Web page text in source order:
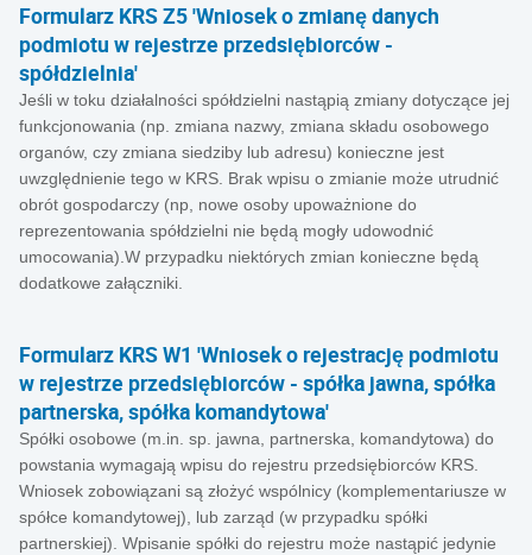
Formularz KRS Z5 'Wniosek o zmianę danych
podmiotu w rejestrze przedsiębiorców -
spółdzielnia'
Jeśli w toku działalności spółdzielni nastąpią zmiany dotyczące jej
funkcjonowania (np. zmiana nazwy, zmiana składu osobowego
organów, czy zmiana siedziby lub adresu) konieczne jest
uwzględnienie tego w KRS. Brak wpisu o zmianie może utrudnić
obrót gospodarczy (np, nowe osoby upoważnione do
reprezentowania spółdzielni nie będą mogły udowodnić
umocowania).W przypadku niektórych zmian konieczne będą
dodatkowe załączniki.
Formularz KRS W1 'Wniosek o rejestrację podmiotu
w rejestrze przedsiębiorców - spółka jawna, spółka
partnerska, spółka komandytowa'
Spółki osobowe (m.in. sp. jawna, partnerska, komandytowa) do
powstania wymagają wpisu do rejestru przedsiębiorców KRS.
Wniosek zobowiązani są złożyć wspólnicy (komplementariusze w
spółce komandytowej), lub zarząd (w przypadku spółki
partnerskiej). Wpisanie spółki do rejestru może nastąpić jedynie